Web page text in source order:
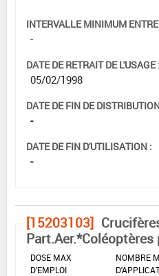
INTERVALLE MINIMUM
-
DATE DE RETRAIT DE L'USAGE :
05/02/1998
DATE DE FIN DE
-
DATE DE FIN D'UTILISATION :
-
[15203103]
DOSE MAX
D'EMPLOI
NOMBRE